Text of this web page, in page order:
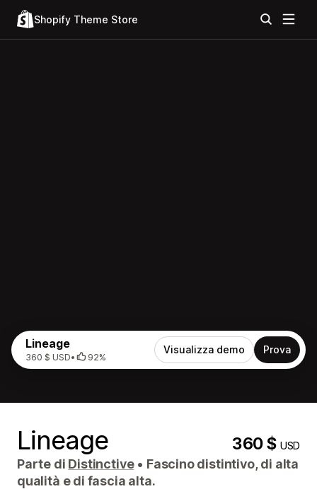
Shopify Theme Store
Lineage
360 $ USD• 92%
Visualizza demo Prova
Lineage 360 $USD
Parte di Distinctive • Fascino distintivo, di alta
qualità e di fascia alta.